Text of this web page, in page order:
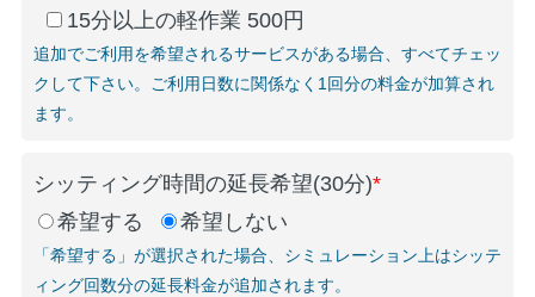
15分以上の軽作業 500円
追加でご利用を希望されるサービスがある場合、すべてチェッ
クして下さい。ご利用日数に関係なく1回分の料金が加算され
ます。
シッティング時間の延長希望(30分)*
希望する
希望しない
「希望する」が選択された場合、シミュレーション上はシッテ
ィング回数分の延長料金が追加されます。